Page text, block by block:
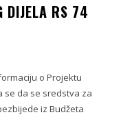
DIJELA RS 74
o Projektu
se da se sredstva za
iz Budžeta